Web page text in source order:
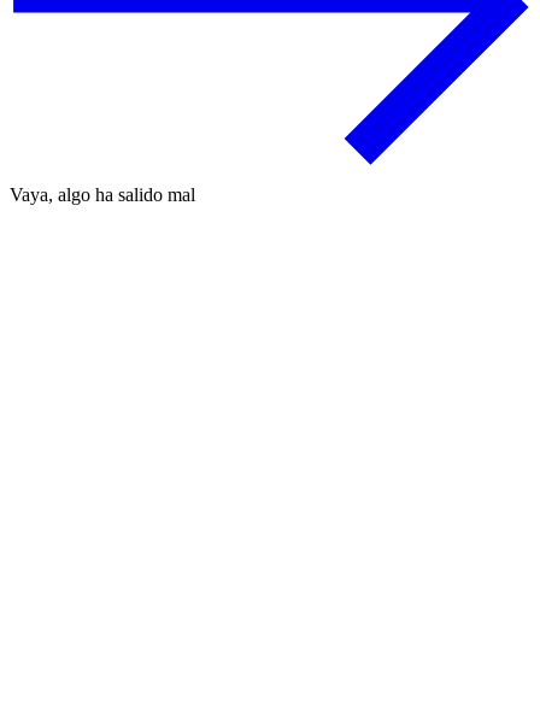
Vaya, algo ha salido mal